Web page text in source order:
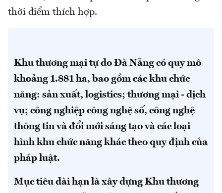
thời điểm thích hợp.
Khu thương mại tự do Đà Nẵng có quy mô
khoảng 1.881 ha, bao gồm các khu chức
năng: sản xuất, logistics; thương mại - dịch
vụ; công nghiệp công nghệ số, công nghệ
thông tin và đổi mới sáng tạo và các loại
hình khu chức năng khác theo quy định của
pháp luật.
Mục tiêu dài hạn là xây dựng Khu thương